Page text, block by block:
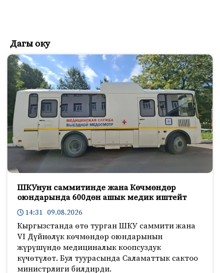
Дагы оку
ШКУнун саммитинде жана Көчмөндөр
оюндарында 600дөн ашык медик иштейт
14:31 09.08.2026
Кыргызстанда өтө турган ШКУ саммити жана
VI Дүйнөлүк көчмөндөр оюндарынын
жүрүшүндө медициналык коопсуздук
күчөтүлөт. Бул туурасында Саламаттык сактоо
министрлиги билдирди.